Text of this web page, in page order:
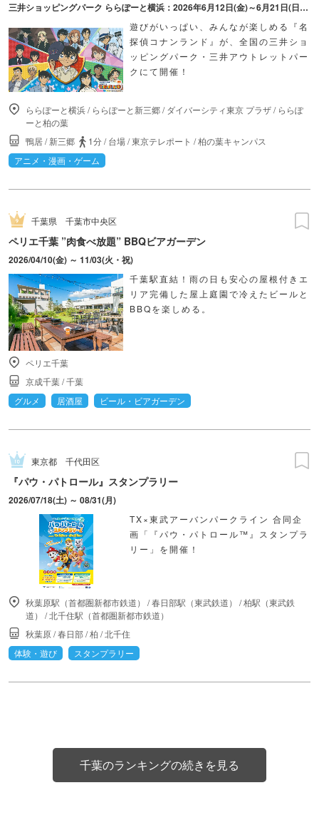
三井ショッピングパーク ららぽーと横浜：2026年6月12日(金)～6月21日(日) 三井ショッピングパーク ららぽーと柏の葉：2026年7月10日(金)～7月20日(月・祝) 三井ショッピングパーク ららぽーと新三郷：2026年8月21日(金)～8月30日(日) ダイバーシティ東京 プラザ：2026年12月25日(金)～2027年1月11日(月・祝)
遊びがいっぱい、みんなが楽しめる『名
探偵コナンランド』が、全国の三井ショ
ッピングパーク・三井アウトレットパー
クにて開催！
ららぽーと横浜/ ららぽーと新三郷/ダイバーシティ東京 プラザ/ ららぽ
ーと柏の葉
鴨居/新三郷 1分/台場/東京テレポート /柏の葉キャンパス
アニメ・漫画・ゲーム
千葉県 千葉市中央区
ペリエ千葉 ”肉食べ放題” BBQビアガーデン
2026/04/10(金) ～ 11/03(火・祝)
千葉駅直結！雨の日も安心の屋根付きエ
リア完備した屋上庭園で冷えたビールと
BBQを楽しめる。
ペリエ千葉
京成千葉/千葉
グルメ
居酒屋 ビール・ビアガーデン
東京都 千代田区
『パウ・パトロール』スタンプラリー
2026/07/18(土) ～ 08/31(月)
TX×東武アーバンパークライン 合同企
画「『パウ・パトロール™』スタンプラ
リー」を開催！
秋葉原駅（首都圏新都市鉄道） /春日部駅（東武鉄道） /柏駅（東武鉄
道） /北千住駅（首都圏新都市鉄道）
秋葉原/春日部/柏 /北千住
体験・遊び
スタンプラリー
千葉のランキングの続きを見る